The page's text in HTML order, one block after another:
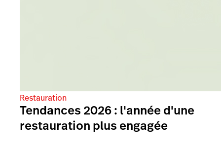
Restauration
Tendances 2026 : l'année d'une
restauration plus engagée